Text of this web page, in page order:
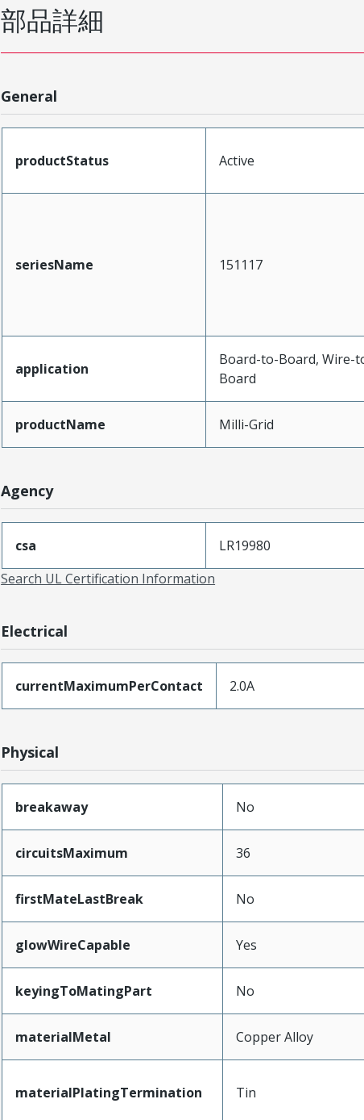
部品詳細
General
productStatus Active
seriesName 151117
application
Board-to-Board, Wire-
Board
productName Milli-Grid
Agency
csa LR19980
Search UL Certification Information
Electrical
currentMaximumPerContact 2.0A
Physical
breakaway No
circuitsMaximum 36
firstMateLastBreak No
glowWireCapable Yes
keyingToMatingPart No
materialMetal Copper Alloy
materialPlatingTermination Tin